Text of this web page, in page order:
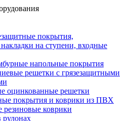
покрытия,
на ступени, входные
напольные покрытия
решетки с грязезащитными
оцинкованные решетки
покрытия и коврики из ПВХ
резиновые коврики
рулонах